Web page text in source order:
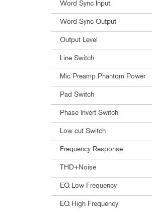
Word Sync Input
Word Sync Output
Output Level
Line Switch
Mic Preamp Phantom Power
Pad Switch
Phase Invert Switch
Low cut Switch
Frequency Response
THD+Noise
EQ Low Frequency
EQ High Frequency